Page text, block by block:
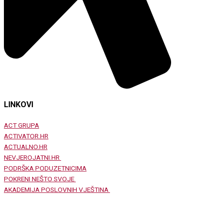
LINKOVI
ACT GRUPA
ACTIVATOR.HR
ACTUALNO.HR
NEVJEROJATNI.HR
PODRŠKA PODUZETNICIMA
POKRENI NEŠTO SVOJE
AKADEMIJA POSLOVNIH VJEŠTINA